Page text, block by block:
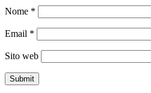
Nome *
Email *
Sito web